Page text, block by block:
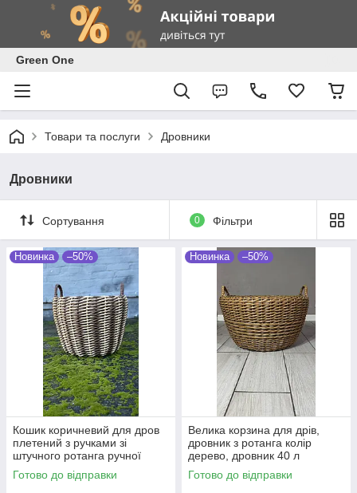
Green One
Товари та послуги Дровники
Дровники
Сортування 0 Фільтри
Новинка –50%
Кошик коричневий для дров
плетений з ручками зі
штучного ротанга ручної
роботи 20 л
Готово до відправки
Новинка –50%
Велика корзина для дрів,
дровник з ротанга колір
дерево, дровник 40 л
Готово до відправки